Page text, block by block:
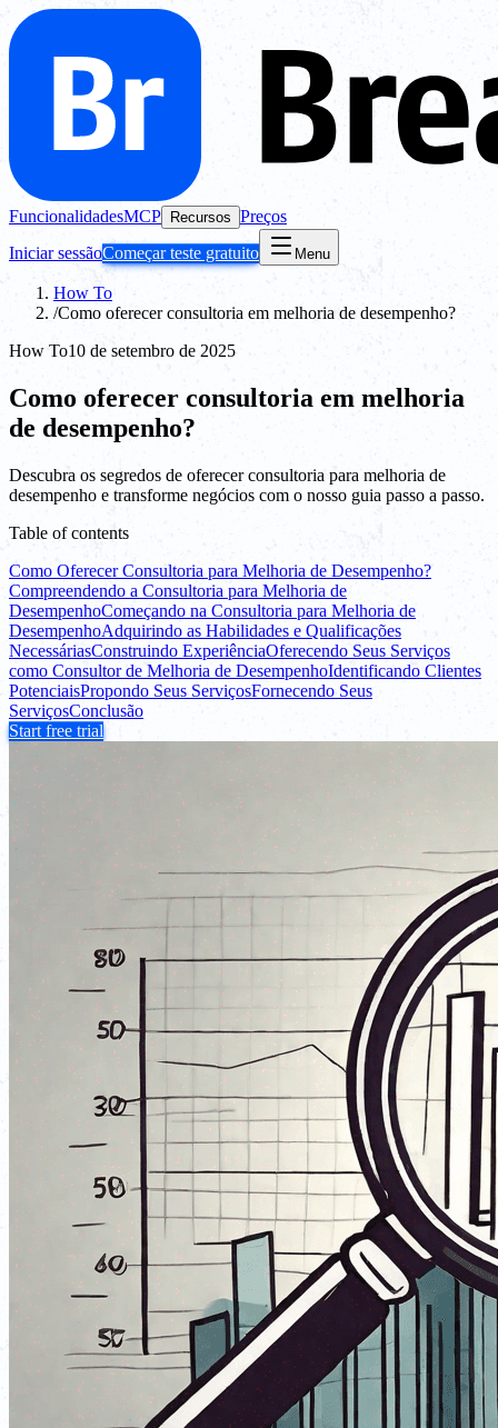
FuncionalidadesMCP Recursos Preços
Iniciar sessãoComeçar teste gratuito Menu
How To
/Como oferecer consultoria em melhoria de desempenho?
How To10 de setembro de 2025
Como oferecer consultoria em melhoria
de desempenho?
Descubra os segredos de oferecer consultoria para melhoria de
desempenho e transforme negócios com o nosso guia passo a passo.
Table of contents
Como Oferecer Consultoria para Melhoria de Desempenho?
Compreendendo a Consultoria para Melhoria de
DesempenhoComeçando na Consultoria para Melhoria de
DesempenhoAdquirindo as Habilidades e Qualificações
NecessáriasConstruindo ExperiênciaOferecendo Seus Serviços
como Consultor de Melhoria de DesempenhoIdentificando Clientes
PotenciaisPropondo Seus ServiçosFornecendo Seus
ServiçosConclusão
Start free trial